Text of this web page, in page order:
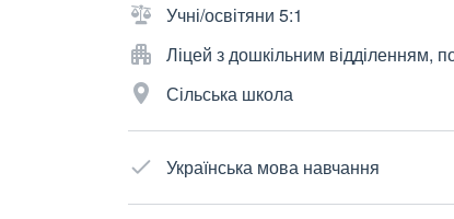
Учні/освітяни 5:1
Ліцей з дошкільним відділенням,
Сільська школа
Українська мова навчання